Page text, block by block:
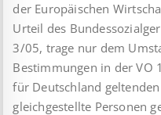
der Europäischen
Urteil des
3/05, trage nur dem
Bestimmungen in der VO
für Deutschland
gleichgestellte Personen